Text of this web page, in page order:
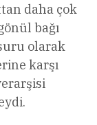
daha çok
bağı
olarak
karşı